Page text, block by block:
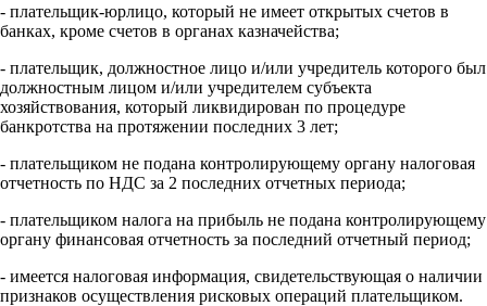
- плательщик-юрлицо, который не имеет открытых счетов в
банках, кроме счетов в органах казначейства;
- плательщик, должностное лицо и/или учредитель которого был
должностным лицом и/или учредителем субъекта
хозяйствования, который ликвидирован по процедуре
банкротства на протяжении последних 3 лет;
- плательщиком не подана контролирующему органу налоговая
отчетность по НДС за 2 последних отчетных периода;
- плательщиком налога на прибыль не подана контролирующему
органу финансовая отчетность за последний отчетный период;
- имеется налоговая информация, свидетельствующая о наличии
признаков осуществления рисковых операций плательщиком.